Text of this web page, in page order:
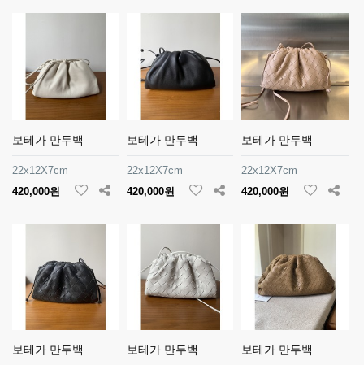
보테가 만두백
22x12X7cm
420,000원
보테가 만두백
22x12X7cm
420,000원
보테가 만두백
22x12X7cm
420,000원
보테가 만두백 보테가 만두백 보테가 만두백